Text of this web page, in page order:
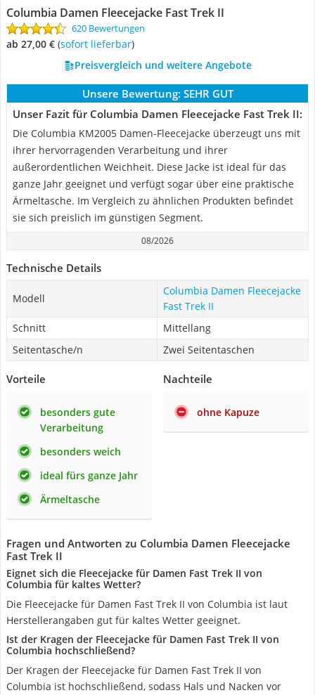
Columbia Damen Fleecejacke Fast Trek II
620 Bewertungen
ab 27,00 € ( Sofort lieferbar)
Preisvergleich und weitere Angebote
Unsere Bewertung: SEHR GUT
Unser Fazit für Columbia Damen Fleecejacke Fast Trek II:
Die Columbia KM2005 Damen-Fleecejacke überzeugt uns mit
ihrer hervorragenden Verarbeitung und ihrer
außerordentlichen Weichheit. Diese Jacke ist ideal für das
ganze Jahr geeignet und verfügt sogar über eine praktische
Ärmeltasche. Im Vergleich zu ähnlichen Produkten befindet
sie sich preislich im günstigen Segment.
08/2026
Technische Details
Modell
Columbia Damen Fleecejacke
Fast Trek II
Schnitt
Mittellang
Seitentasche/n
Zwei Seitentaschen
Vorteile
besonders gute
Verarbeitung
besonders weich
ideal fürs ganze Jahr
Ärmeltasche
Nachteile
ohne Kapuze
Fragen und Antworten zu Columbia Damen Fleecejacke
Fast Trek II
Eignet sich die Fleecejacke für Damen Fast Trek II von
Columbia für kaltes Wetter?
Die Fleecejacke für Damen Fast Trek II von Columbia ist laut
Herstellerangaben gut für kaltes Wetter geeignet.
Ist der Kragen der Fleecejacke für Damen Fast Trek II von
Columbia hochschließend?
Der Kragen der Fleecejacke für Damen Fast Trek II von
Columbia ist hochschließend, sodass Hals und Nacken vor